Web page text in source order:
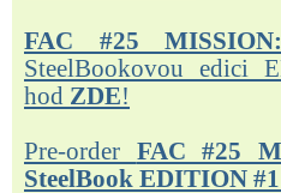
FAC #25
SteelBookovou edici
hod ZDE!
Pre-order FAC #25
SteelBook EDITION #1